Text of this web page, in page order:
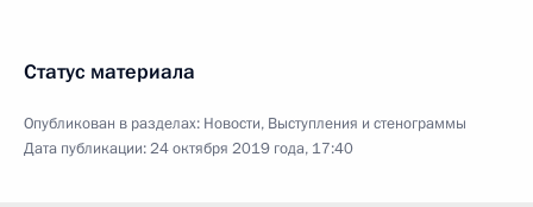
Статус материала
Опубликован в разделах: Новости, Выступления и стенограммы
Дата публикации:24 октября 2019 года, 17:40